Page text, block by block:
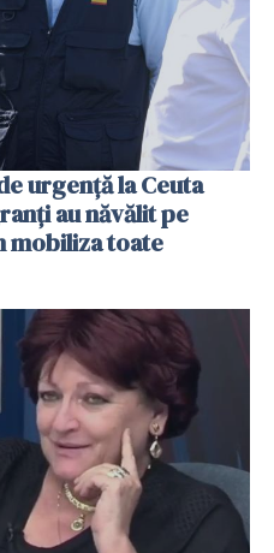
urgență la Ceuta
au năvălit pe
mobiliza toate